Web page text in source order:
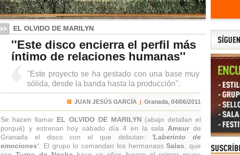
EL OLVIDO DE MARILYN
''Este disco encierra el perfil más
íntimo de relaciones humanas''
''Este proyecto se ha gestado con una base muy
sólida, desde la banda hasta la producción''.
JUAN JESÚS GARCÍA | Granada, 04/06/2011
Se hacen llamar EL OLVIDO DE MARILYN (abajo detallan el
porqué) y estrenan hoy sábado día 4 en la sala Amsur de
Granada el disco con el que debutan: 'Laberinto de
emociones'. El grupo lo comandan los hermanaosSalas , que